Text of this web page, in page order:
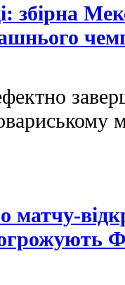
збірна
матчу-